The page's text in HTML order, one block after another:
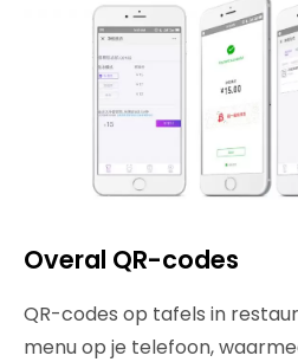
Overal QR-codes
QR-codes op tafels in
menu op je telefoon,